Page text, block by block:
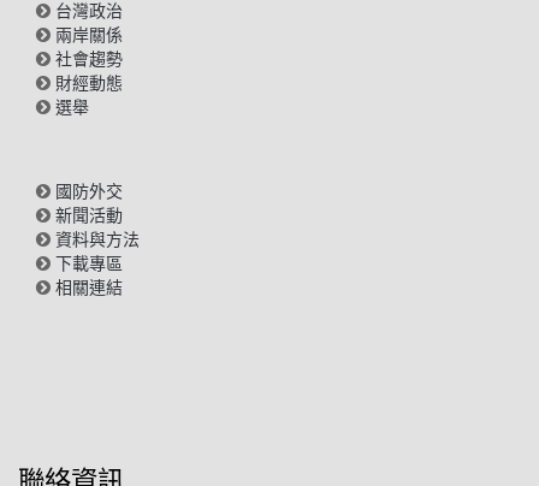
台灣政治
兩岸關係
社會趨勢
財經動態
選舉
國防外交
新聞活動
資料與方法
下載專區
相關連結